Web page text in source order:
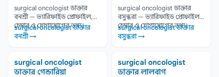
surgical oncologist ডাক্তার
বনশ্রী — ভ্যারিফাইড প্রোফাইল,
চেম্বার ও যোগাযোগের তথ্য।
surgical oncologist ডাক্তার
বনশ্রী →
surgical oncologist ডাক্তার
বসুন্ধরা — ভ্যারিফাইড প্রোফাইল,
চেম্বার ও যোগাযোগের তথ্য।
surgical oncologist ডাক্তার
বসুন্ধরা →
surgical oncologist
ডাক্তার গেন্ডারিয়া
surgical oncologist
ডাক্তার লালবাগ